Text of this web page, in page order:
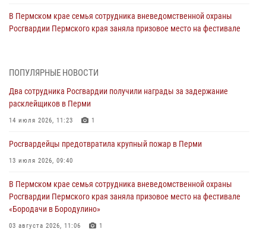
В Пермском крае семья сотрудника вневедомственной охраны
Росгвардии Пермского края заняла призовое место на фестивале
юных спортсменов
03 августа 2026, 10:59
30 июля 2026, 05:19
богослужении в Перми
28 июля 2026, 10:44
Росгвардейцы оказали силовую поддержку при задержании
ПОПУЛЯРНЫЕ НОВОСТИ
Два сотрудника Росгвардии получили награды за задержание
расклейщиков в Перми
14 июля 2026, 11:23 1
Росгвардейцы предотвратила крупный пожар в Перми
13 июля 2026, 09:40
В Пермском крае семья сотрудника вневедомственной охраны
Росгвардии Пермского края заняла призовое место на фестивале
«Бородачи в Бородулино»
03 августа 2026, 11:06 1